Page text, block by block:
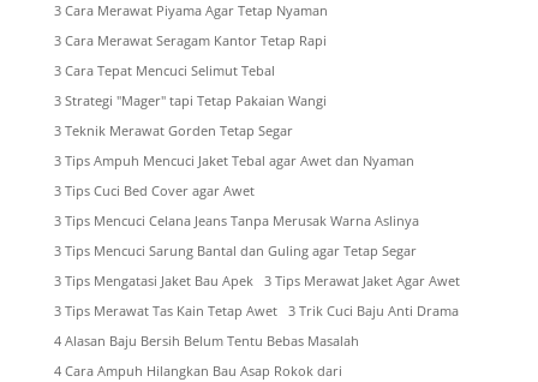
3 Cara Merawat Piyama Agar Tetap Nyaman
3 Cara Merawat Seragam Kantor Tetap Rapi
3 Cara Tepat Mencuci Selimut Tebal
3 Strategi "Mager" tapi Tetap Pakaian Wangi
3 Teknik Merawat Gorden Tetap Segar
3 Tips Ampuh Mencuci Jaket Tebal agar Awet dan Nyaman
3 Tips Cuci Bed Cover agar Awet
3 Tips Mencuci Celana Jeans Tanpa Merusak Warna Aslinya
3 Tips Mencuci Sarung Bantal dan Guling agar Tetap Segar
3 Tips Mengatasi Jaket Bau Apek
3 Tips Merawat Jaket Agar Awet
3 Tips Merawat Tas Kain Tetap Awet
3 Trik Cuci Baju Anti Drama
4 Alasan Baju Bersih Belum Tentu Bebas Masalah
4 Cara Ampuh Hilangkan Bau Asap Rokok dari